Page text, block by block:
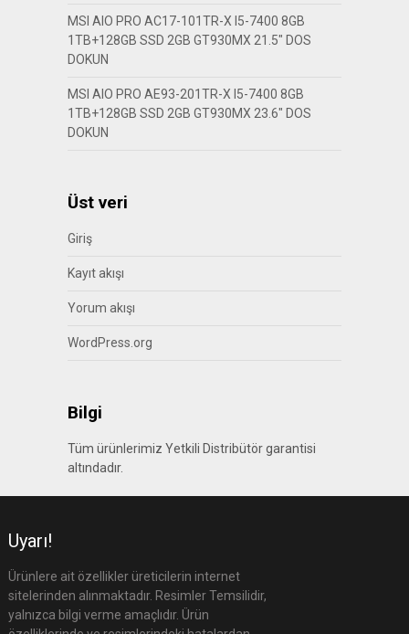
MSI AIO PRO AC17-101TR-X I5-7400 8GB
1TB+128GB SSD 2GB GT930MX 21.5″ DOS
DOKUN
MSI AIO PRO AE93-201TR-X I5-7400 8GB
1TB+128GB SSD 2GB GT930MX 23.6″ DOS
DOKUN
Üst veri
Giriş
Kayıt akışı
Yorum akışı
WordPress.org
Bilgi
Tüm ürünlerimiz Yetkili Distribütör garantisi
altındadır.
Uyarı!
Ürünlere ait özellikler üreticilerin internet
sitelerinden alınmaktadır. Resimler Temsilidir,
yalnızca bilgi verme amaçlıdır. Ürün